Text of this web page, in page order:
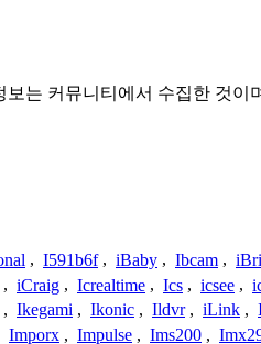
는 커뮤니티에서 수집한 것
, I591b6f , iBaby , Ibcam ,
, iCraig , Icrealtime , Ics , icsee ,
, Ikegami , Ikonic , Ildvr , iLink ,
Imporx , Impulse , Ims200 ,